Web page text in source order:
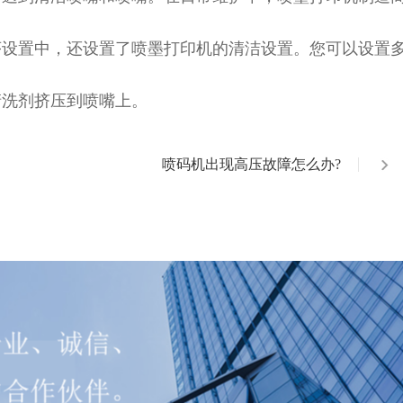
置中，还设置了喷墨打印机的清洁设置。您可以设置
剂挤压到喷嘴上。
喷码机出现高压故障怎么办?